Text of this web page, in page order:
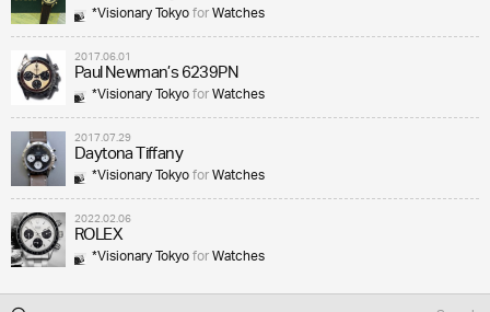
*Visionary TokyoforWatches
2017.06.01
Paul Newman’s 6239PN
*Visionary TokyoforWatches
2017.07.29
Daytona Tiffany
*Visionary TokyoforWatches
2022.02.06
ROLEX
*Visionary TokyoforWatches